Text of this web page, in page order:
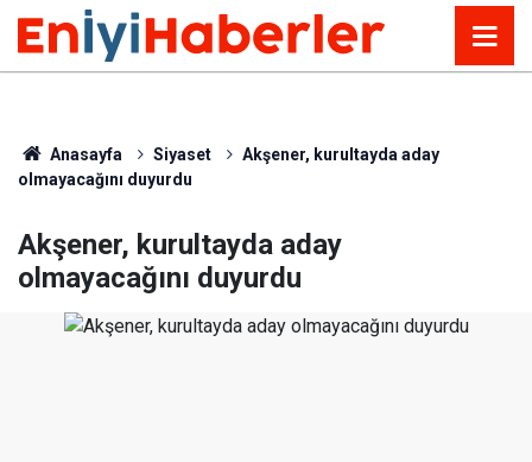
Anasayfa Siyaset
Akşener, kurultayda aday
olmayacağını duyurdu
Akşener, kurultayda aday
olmayacağını duyurdu